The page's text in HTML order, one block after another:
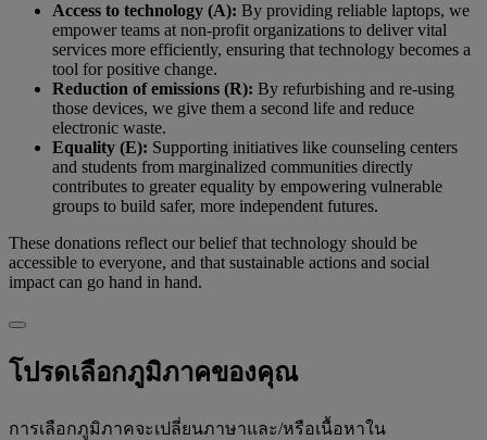
Access to technology (A): By providing reliable laptops, we
empower teams at non-profit organizations to deliver vital
services more efficiently, ensuring that technology becomes a
tool for positive change.
Reduction of emissions (R): By refurbishing and re-using
those devices, we give them a second life and reduce
electronic waste.
Equality (E): Supporting initiatives like counseling centers
and students from marginalized communities directly
contributes to greater equality by empowering vulnerable
groups to build safer, more independent futures.
These donations reflect our belief that technology should be
accessible to everyone, and that sustainable actions and social
impact can go hand in hand.
โปรดเลือกภูมิภาคของคุณ
การเลือกภูมิภาคจะเปลี่ยนภาษาและ/หรือเนื้อหาใน